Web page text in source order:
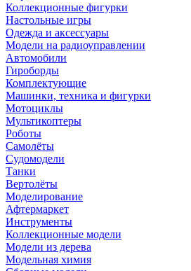
Коллекционные фигурки
Настольные игры
Одежда и аксессуары
Модели на радиоуправлении
Автомобили
Гироборды
Комплектующие
Машинки, техника и фигурки
Мотоциклы
Мультикоптеры
Роботы
Самолёты
Судомодели
Танки
Вертолёты
Моделирование
Афтермаркет
Инструменты
Коллекционные модели
Модели из дерева
Модельная химия